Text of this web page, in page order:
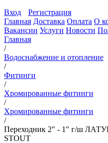
Вход
Регистрация
Главная Доставка Оплата О
Вакансии Услуги Новости
Главная
/
Водоснабжение и отопление
/
Фитинги
/
Хромированные фитинги
/
Хромированные фитинги
/
Переходник 2" - 1" г/ш
STOUT